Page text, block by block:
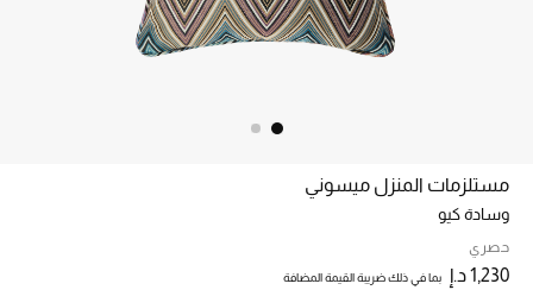
خصم حتى 70%
تسوقوا الآن
مستلزمات المنزل ميسوني
وسادة كيو
حصري
1,230 د.إ بما في ذلك ضريبة القيمة المضافة